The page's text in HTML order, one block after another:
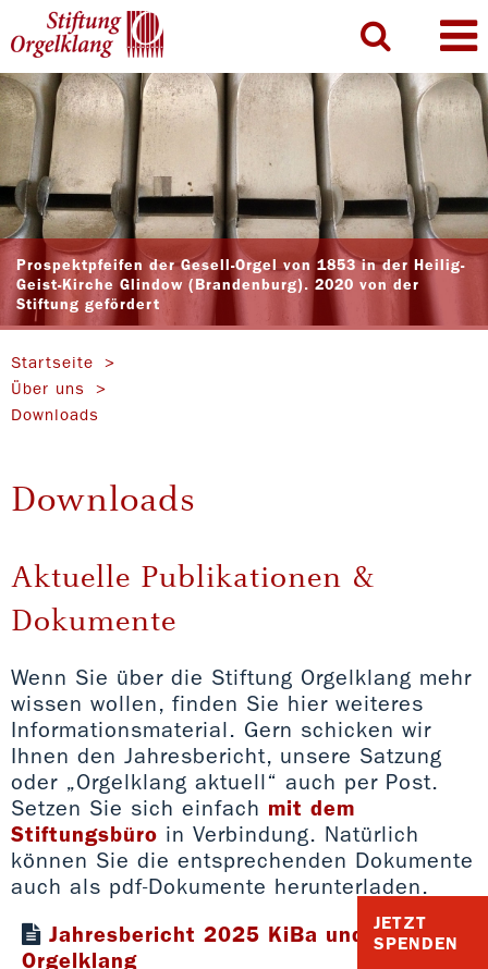
Prospektpfeifen der Gesell-Orgel von 1853 in der Heilig-
Geist-Kirche Glindow (Brandenburg). 2020 von der
Stiftung gefördert
JETZT
SPENDEN
Startseite
Über uns
Downloads
Downloads
Aktuelle Publikationen &
Dokumente
Wenn Sie über die Stiftung Orgelklang mehr
wissen wollen, finden Sie hier weiteres
Informationsmaterial. Gern schicken wir
Ihnen den Jahresbericht, unsere Satzung
oder „Orgelklang aktuell“ auch per Post.
Setzen Sie sich einfach mit dem
Stiftungsbüro in Verbindung. Natürlich
können Sie die entsprechenden Dokumente
auch als pdf-Dokumente herunterladen.
Jahresbericht 2025 KiBa und
Orgelklang